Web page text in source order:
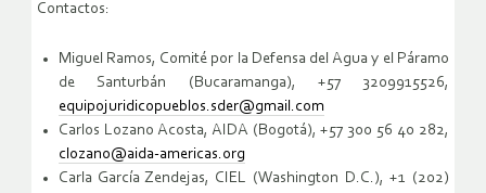
Contactos:
Miguel Ramos, Comité por la Defensa del Agua y el Páramo
de Santurbán (Bucaramanga), +57 3209915526,
equipojuridicopueblos.sder@gmail.com
Carlos Lozano Acosta, AIDA (Bogotá), +57 300 56 40 282,
clozano@aida-americas.org
Carla García Zendejas, CIEL (Washington D.C.), +1 (202)